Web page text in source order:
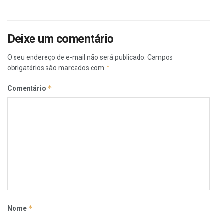
Deixe um comentário
O seu endereço de e-mail não será publicado. Campos
obrigatórios são marcados com *
Comentário *
Nome *